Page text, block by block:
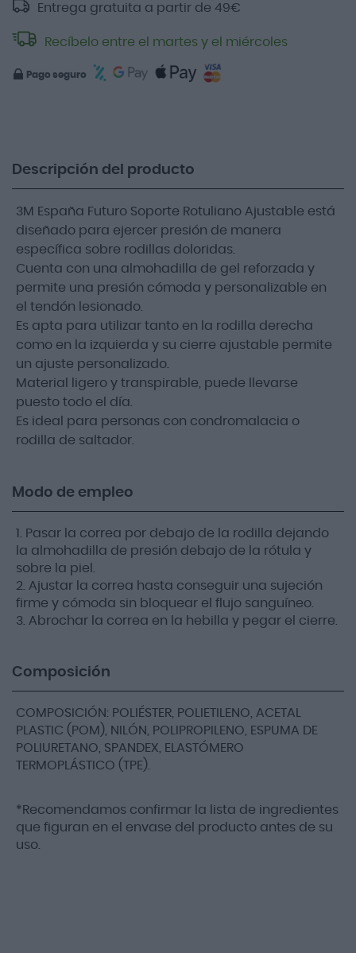
Entrega gratuita a partir de 49€
Recíbelo entre el martes y el miércoles
Pago seguro
Descripción del producto
3M España Futuro Soporte Rotuliano Ajustable está
diseñado para ejercer presión de manera
específica sobre rodillas doloridas.
Cuenta con una almohadilla de gel reforzada y
permite una presión cómoda y personalizable en
el tendón lesionado.
Es apta para utilizar tanto en la rodilla derecha
como en la izquierda y su cierre ajustable permite
un ajuste personalizado.
Material ligero y transpirable, puede llevarse
puesto todo el día.
Es ideal para personas con condromalacia o
rodilla de saltador.
Modo de empleo
1. Pasar la correa por debajo de la rodilla dejando
la almohadilla de presión debajo de la rótula y
sobre la piel.
2. Ajustar la correa hasta conseguir una sujeción
firme y cómoda sin bloquear el flujo sanguíneo.
3. Abrochar la correa en la hebilla y pegar el cierre.
Composición
COMPOSICIÓN: POLIÉSTER, POLIETILENO, ACETAL
PLASTIC (POM), NILÓN, POLIPROPILENO, ESPUMA DE
POLIURETANO, SPANDEX, ELASTÓMERO
TERMOPLÁSTICO (TPE).
*Recomendamos confirmar la lista de ingredientes
que figuran en el envase del producto antes de su
uso.